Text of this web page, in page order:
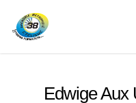
Edwige Aux